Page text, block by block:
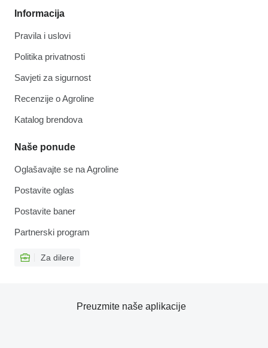
Informacija
Pravila i uslovi
Politika privatnosti
Savjeti za sigurnost
Recenzije o Agroline
Katalog brendova
Naše ponude
Oglašavajte se na Agroline
Postavite oglas
Postavite baner
Partnerski program
Za dilere
Preuzmite naše aplikacije